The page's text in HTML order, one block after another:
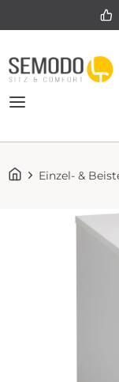
Einzel- &